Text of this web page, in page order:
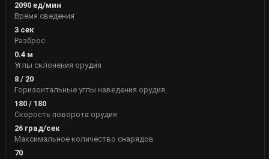
2090ед/мин
Время сведения
3сек
Разброс
0.4м
Углы склонения орудия
8 / 20
Горизонтальные углы наведения орудия
180 / 180
Скорость поворота орудия
26град/сек
Максимальное количество снарядов
70